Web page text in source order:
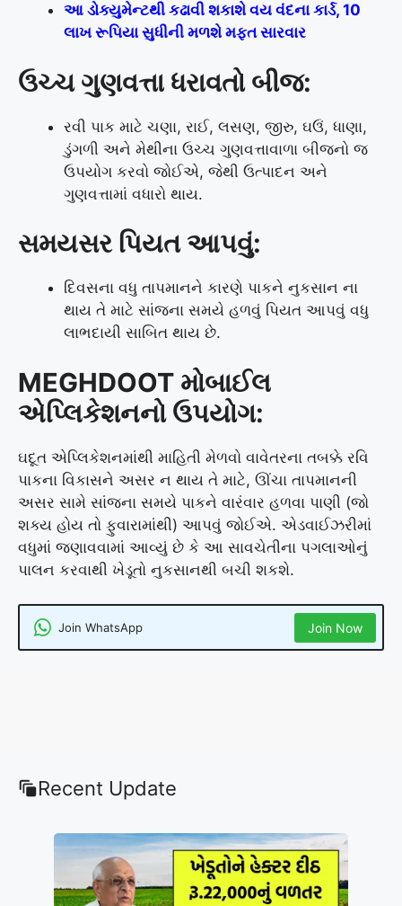
આ ડોક્યુમેન્ટથી કઢાવી શકાશે વય વંદના કાર્ડ, 10
લાખ રૂપિયા સુધીની મળશે મફત સારવાર
ઉચ્ચ ગુણવત્તા ધરાવતો બીજ:
રવી પાક માટે ચણા, રાઈ, લસણ, જીરુ, ઘઉં, ધાણા,
ડુંગળી અને મેથીના ઉચ્ચ ગુણવત્તાવાળા બીજનો જ
ઉપયોગ કરવો જોઈએ, જેથી ઉત્પાદન અને
ગુણવત્તામાં વધારો થાય.
સમયસર પિયત આપવું:
દિવસના વધુ તાપમાનને કારણે પાકને નુકસાન ના
થાય તે માટે સાંજના સમયે હળવું પિયત આપવું વધુ
લાભદાયી સાબિત થાય છે.
MEGHDOOT મોબાઈલ
એપ્લિકેશનનો ઉપયોગ:
ઘદૂત એપ્લિકેશનમાંથી માહિતી મેળવો વાવેતરના તબક્કે રવિ
પાકના વિકાસને અસર ન થાય તે માટે, ઊંચા તાપમાનની
અસર સામે સાંજના સમયે પાકને વારંવાર હળવા પાણી (જો
શક્ય હોય તો ફુવારામાંથી) આપવું જોઈએ. એડવાઈઝરીમાં
વધુમાં જણાવવામાં આવ્યું છે કે આ સાવચેતીના પગલાઓનું
પાલન કરવાથી ખેડૂતો નુકસાનથી બચી શકશે.
Join WhatsApp Join Now
Recent Update